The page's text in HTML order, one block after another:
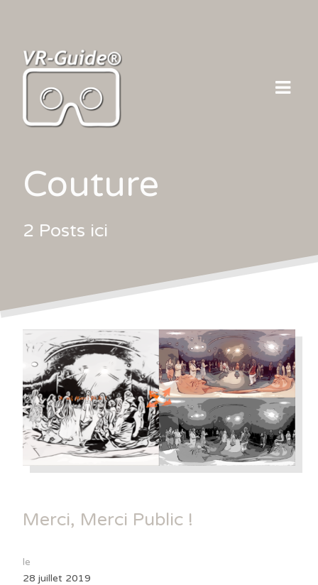
content
Couture
2 Posts ici
Merci, Merci Public !
le
28 juillet 2019